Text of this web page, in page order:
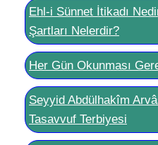
Ehl-i Sünnet İtikadı
Şartları Nelerdir?
Her Gün Okunması
Seyyid Abdülhakîm
Tasavvuf Terbiyesi